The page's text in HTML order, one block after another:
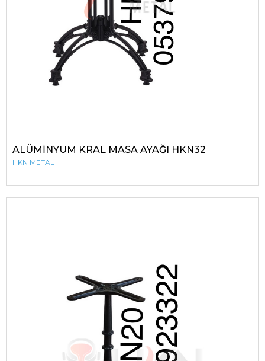
ALÜMİNYUM KRAL MASA AYAĞI HKN32
HKN METAL